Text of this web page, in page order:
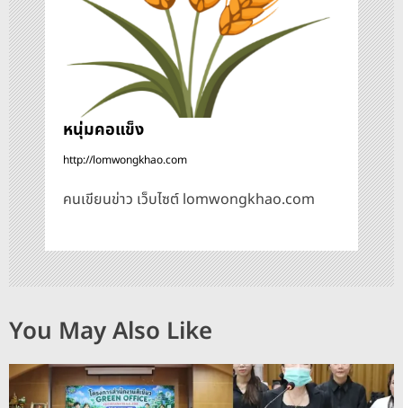
หนุ่มคอแข็ง
http://lomwongkhao.com
คนเขียนข่าว เว็บไซต์ lomwongkhao.com
You May Also Like